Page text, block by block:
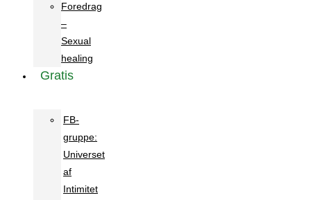
Foredrag
–
Sexual
healing
Gratis
FB-
gruppe:
Universet
af
Intimitet